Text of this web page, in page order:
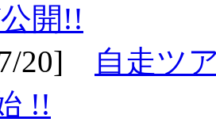
開!!
20]
自走ツ
!!